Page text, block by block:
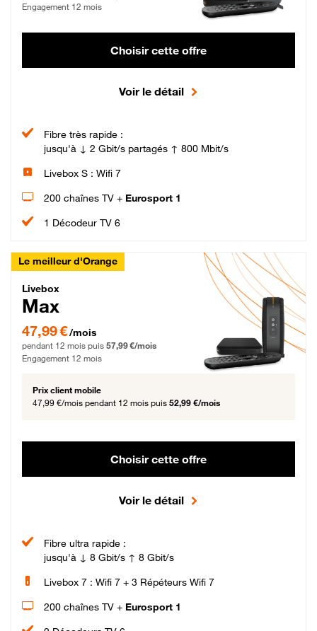
Engagement 12 mois
Choisir cette offre
Voir le détail
Fibre très rapide :
jusqu'à ↓ 2 Gbit/s partagés ↑ 800 Mbit/s
Livebox S : Wifi 7
200 chaînes TV + Eurosport 1
1 Décodeur TV 6
Le meilleur d'Orange
Livebox Max Fibre
Livebox
Max
47,99 € par mois pendant 12 mois puis 57,99 € par mois, Engagement 12 mois
47,99 €/mois
pendant 12 mois puis 57,99 €/mois
Engagement 12 mois
Prix client mobile
47,99 €/mois pendant 12 mois puis 52,99 €/mois
Choisir cette offre
Voir le détail
Fibre ultra rapide :
jusqu'à ↓ 8 Gbit/s ↑ 8 Gbit/s
Livebox 7 : Wifi 7 + 3 Répéteurs Wifi 7
200 chaînes TV + Eurosport 1